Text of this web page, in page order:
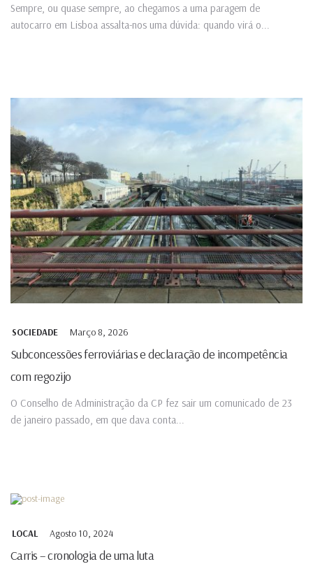
Sempre, ou quase sempre, ao chegamos a uma paragem de
autocarro em Lisboa assalta-nos uma dúvida: quando virá o...
SOCIEDADE Março 8, 2026
Subconcessões ferroviárias e declaração de incompetência
com regozijo
O Conselho de Administração da CP fez sair um comunicado de 23
de janeiro passado, em que dava conta...
LOCAL Agosto 10, 2024
Carris – cronologia de uma luta